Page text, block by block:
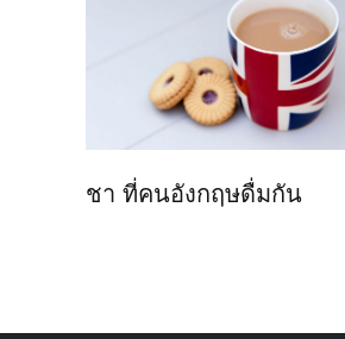
ชา ที่คนอังกฤษดื่มกัน